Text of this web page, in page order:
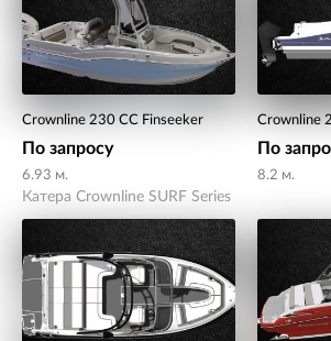
Crownline 230 CC Finseeker
По запросу
6.93 м.
Crownline
По
8.2 м.
Катера Crownline SURF Series